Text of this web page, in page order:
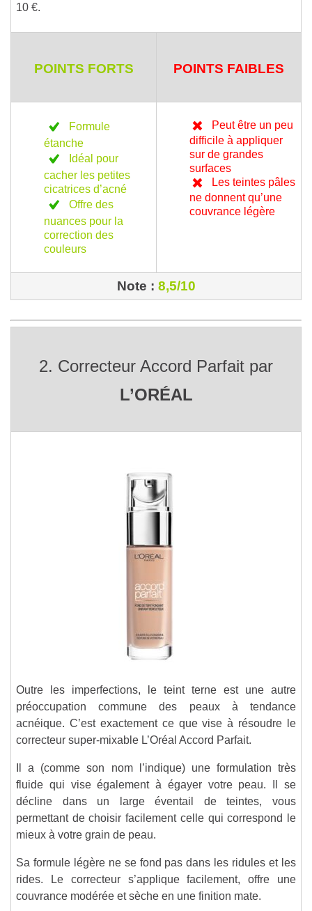
10 €.
POINTS FORTS POINTS FAIBLES
Formule
étanche
Idéal pour
cacher les petites
cicatrices d’acné
Offre des
nuances pour la
correction des
couleurs
Peut être un peu
difficile à appliquer
sur de grandes
surfaces
Les teintes pâles
ne donnent qu’une
couvrance légère
Note : 8,5/10
2. Correcteur Accord Parfait par
L’ORÉAL
Outre les imperfections, le teint terne est une autre
préoccupation commune des peaux à tendance
acnéique. C’est exactement ce que vise à résoudre le
correcteur super-mixable L’Oréal Accord Parfait.
Il a (comme son nom l’indique) une formulation très
fluide qui vise également à égayer votre peau. Il se
décline dans un large éventail de teintes, vous
permettant de choisir facilement celle qui correspond le
mieux à votre grain de peau.
Sa formule légère ne se fond pas dans les ridules et les
rides. Le correcteur s’applique facilement, offre une
couvrance modérée et sèche en une finition mate.